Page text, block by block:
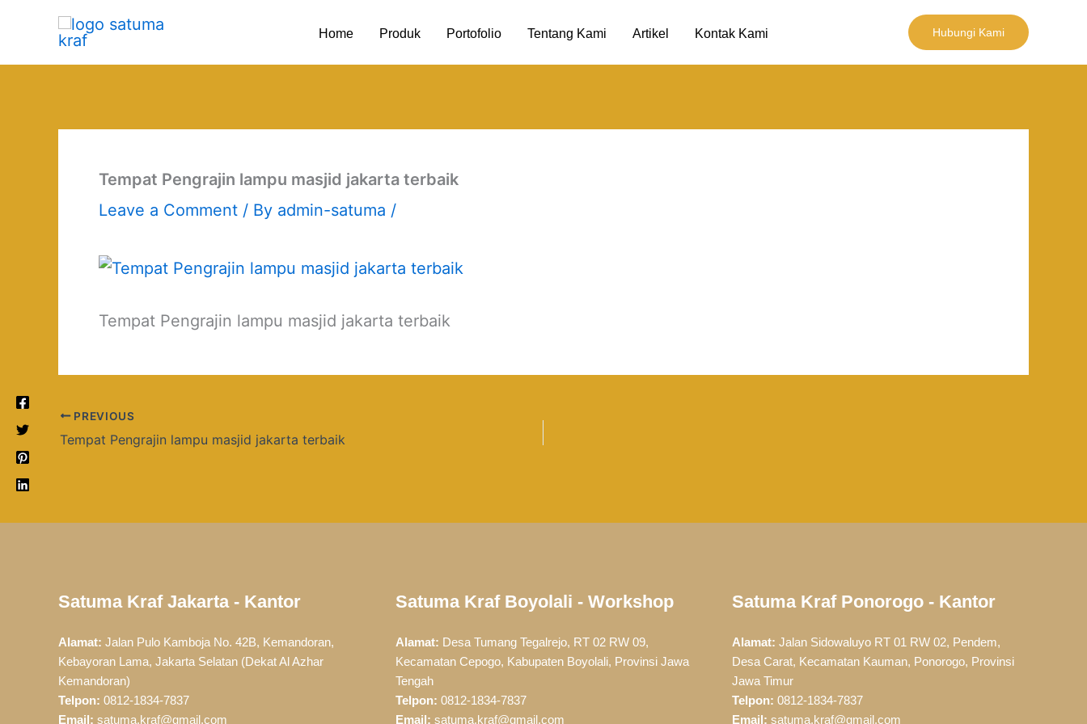
content
Home Produk Portofolio Tentang Kami Artikel Kontak Kami Hubungi Kami
Tempat Pengrajin lampu masjid jakarta terbaik
Leave a Comment / By admin-satuma /
Tempat Pengrajin lampu masjid jakarta terbaik
PREVIOUS
Tempat Pengrajin lampu masjid jakarta terbaik
Satuma Kraf Jakarta - Kantor
Alamat: Jalan Pulo Kamboja No. 42B, Kemandoran,
Kebayoran Lama, Jakarta Selatan (Dekat Al Azhar
Kemandoran)
Telpon: 0812-1834-7837
Email: satuma.kraf@gmail.com
Satuma Kraf Boyolali - Workshop
Alamat: Desa Tumang Tegalrejo, RT 02 RW 09,
Kecamatan Cepogo, Kabupaten Boyolali, Provinsi Jawa
Tengah
Telpon: 0812-1834-7837
Email: satuma.kraf@gmail.com
Satuma Kraf Ponorogo - Kantor
Alamat: Jalan Sidowaluyo RT 01 RW 02, Pendem,
Desa Carat, Kecamatan Kauman, Ponorogo, Provinsi
Jawa Timur
Telpon: 0812-1834-7837
Email: satuma.kraf@gmail.com